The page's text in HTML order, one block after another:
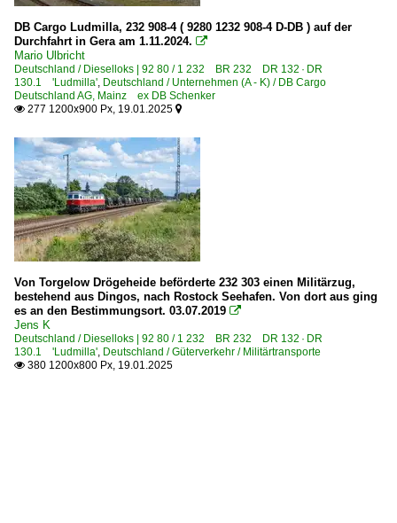
DB Cargo Ludmilla, 232 908-4 ( 9280 1232 908-4 D-DB ) auf der
Durchfahrt in Gera am 1.11.2024. 
Mario Ulbricht
Deutschland / Dieselloks | 92 80 / 1 232 BR 232 DR 132 · DR
130.1 'Ludmilla', Deutschland / Unternehmen (A - K) / DB Cargo
Deutschland AG, Mainz ex DB Schenker
 277 1200x900 Px, 19.01.2025 
Von Torgelow Drögeheide beförderte 232 303 einen Militärzug,
bestehend aus Dingos, nach Rostock Seehafen. Von dort aus ging
es an den Bestimmungsort. 03.07.2019 
Jens K
Deutschland / Dieselloks | 92 80 / 1 232 BR 232 DR 132 · DR
130.1 'Ludmilla', Deutschland / Güterverkehr / Militärtransporte
 380 1200x800 Px, 19.01.2025